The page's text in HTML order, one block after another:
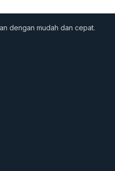
dengan mudah dan cepat.